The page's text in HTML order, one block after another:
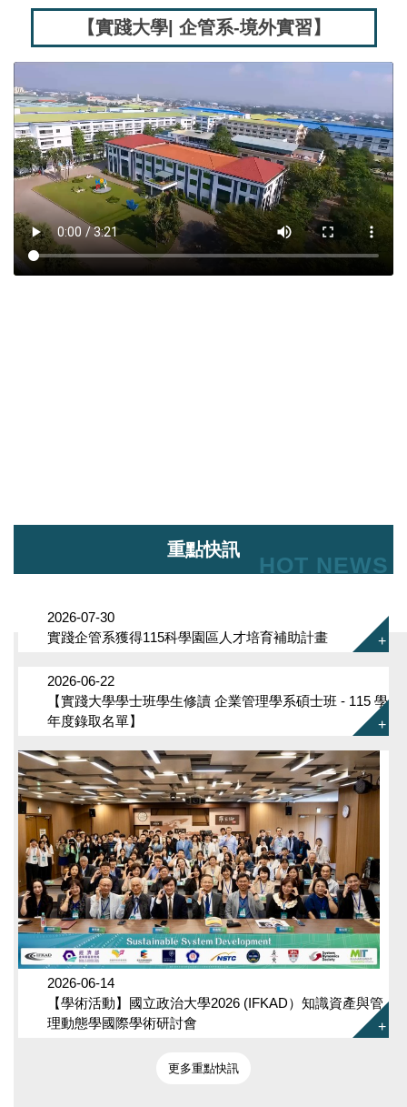
【實踐大學| 企管系-境外實習】
重點快訊
HOT NEWS
2026-07-30
實踐企管系獲得115科學園區人才培育補助計畫
2026-06-22
【實踐大學學士班學生修讀 企業管理學系碩士班 - 115 學
年度錄取名單】
2026-06-14
【學術活動】國立政治大學2026 (IFKAD）知識資產與管
理動態學國際學術研討會
更多重點快訊